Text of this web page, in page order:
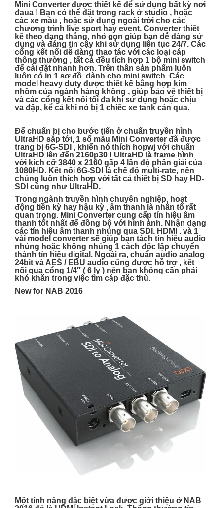
Mini Converter được thiết kế để sử dụng bất kỳ nơi
đaua ! Bạn có thể đặt trong rack ở studio , hoặc
các xe màu , hoặc sử dụng ngoài trời cho các
chương trình live sport hay event. Converter thiết
kế theo dạng thẳng, nhỏ gọn giúp bạn dễ dàng sử
dụng và đáng tin cậy khi sử dụng liên tục 24/7. Các
cổng kết nối dễ dàng thao tác với các loại cáp
thông thường , tất cả đều tích hợp 1 bộ mini switch
để cài đặt nhanh hơn. Trên thân sản phẩm luôn
luôn có in 1 sơ đồ dành cho mini switch. Các
model heavy duty được thiết kế bằng hợp kim
nhôm của ngành hàng không , giúp bảo vệ thiết bị
và các cổng kết nối tối đa khi sử dụng hoặc chịu
va đập, kể cả khi nó bị 1 chiếc xe tank cán qua.
Để chuẩn bị cho bước tiến ở chuẩn truyền hình
UltraHD sắp tới, 1 số mẫu Mini Converter đã được
trang bị 6G-SDI , khiến nó thích hopwj với chuẩn
UltraHD lên đến 2160p30 ! UltraHD là frame hình
với kích cỡ 3840 x 2160 gấp 4 lần độ phân giải của
1080HD. Kết nối 6G-SDI là chế độ multi-rate, nên
chúng luôn thích hợp với tất cả thiết bị SD hay HD-
SDI cũng như UltraHD.
Trong ngành truyền hình chuyên nghiệp, hoạt
động tiền kỳ hay hậu kỳ , âm thanh là nhân tố rất
quan trọng. Mini Converter cung cấp tín hiệu âm
thanh tốt nhất để đồng bộ với hình ảnh. Nhận dạng
các tín hiệu âm thanh nhúng qua SDI, HDMI , và 1
vài model converter sẽ giúp bạn tách tín hiệu audio
nhúng hoặc không nhúng 1 cách độc lập chuyển
thành tín hiệu digital. Ngoài ra, chuẩn audio analog
24bit và AES / EBU audio cũng được hỗ trợ , kết
nối qua cổng 1/4″ ( 6 ly ) nên bạn không cần phải
khó khăn trong việc tìm cáp đặc thù.
New for NAB 2016
Một tính năng đặc biệt vừa được giới thiệu ở NAB